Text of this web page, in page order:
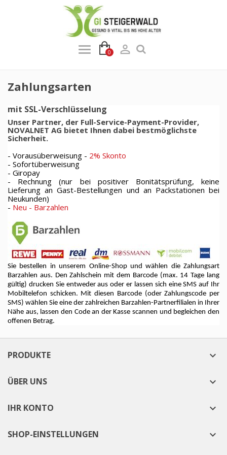
0 
Zahlungsarten
mit SSL-Verschlüsselung
Unser Partner, der Full-Service-Payment-Provider,
NOVALNET AG bietet Ihnen dabei bestmöglichste
Sicherheit.
- Vorausüberweisung - 2% Skonto
- Sofortüberweisung
- Giropay
- Rechnung (nur bei positiver Bonitätsprüfung, keine
Lieferung an Gast-Bestellungen und an Packstationen bei
Neukunden)
- Neu - Barzahlen
Sie bestellen in unserem Online-Shop und wählen die Zahlungsart
Barzahlen aus. Den Zahlschein mit dem Barcode (max. 14 Tage lang
gültig) drucken Sie entweder aus oder er lassen sich eine SMS auf Ihr
Mobiltelefon schicken. Mit diesen Barcode (oder Zahlungscode per
SMS) wählen Sie eine der zahlreichen Barzahlen-Partnerfilialen in Ihrer
Nähe aus, lassen den Code an der Kasse scannen und begleichen den
offenen Betrag.
PRODUKTE 
ÜBER UNS 
IHR KONTO 
SHOP-EINSTELLUNGEN 